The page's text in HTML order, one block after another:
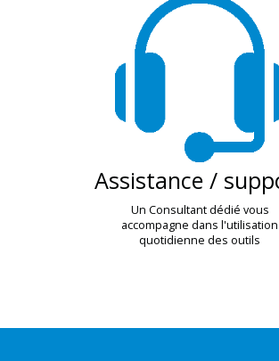
Assistance /
Un Consultant dédié vous
accompagne dans l'utilisation
quotidienne des outils